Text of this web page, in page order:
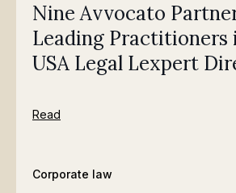
Nine Avvocato
Leading Practitioners
USA Legal Lexpert
Read
Corporate law